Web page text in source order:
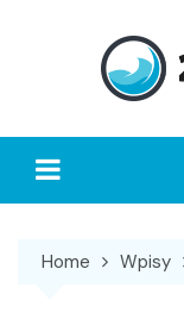
Home Wpisy